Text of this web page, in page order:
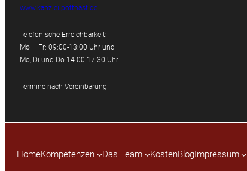
www.kanzlei-potthast.de
Telefonische Erreichbarkeit:
Mo – Fr: 09:00-13:00 Uhr und
Mo, Di und Do:14:00-17:30 Uhr
Termine nach Vereinbarung
HomeKompetenzen Das Team KostenBlogImpressum